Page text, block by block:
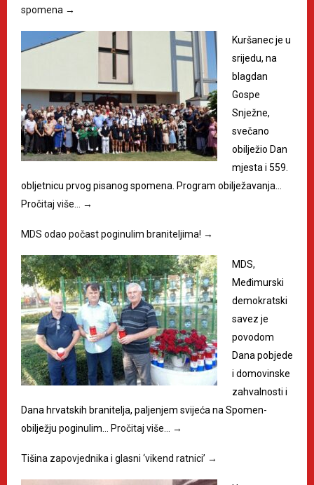
spomena →
Kuršanec je u
srijedu, na
blagdan
Gospe
Snježne,
svečano
obilježio Dan
mjesta i 559.
obljetnicu prvog pisanog spomena. Program obilježavanja…
Pročitaj više…
→
MDS odao počast poginulim braniteljima! →
MDS,
Međimurski
demokratski
savez je
povodom
Dana pobjede
i domovinske
zahvalnosti i
Dana hrvatskih branitelja, paljenjem svijeća na Spomen-
obilježju poginulim… Pročitaj više… →
Tišina zapovjednika i glasni ‘vikend ratnici’ →